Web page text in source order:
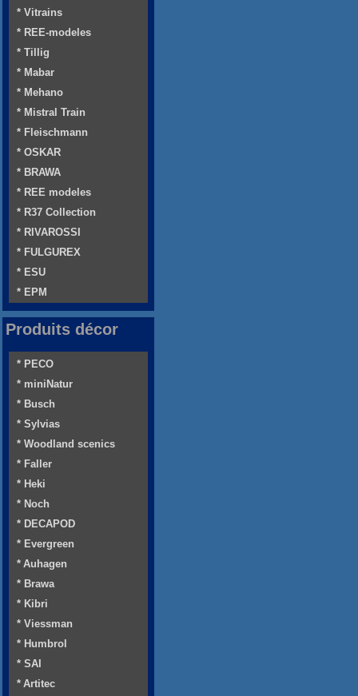
* Vitrains
* REE-modeles
* Tillig
* Mabar
* Mehano
* Mistral Train
* Fleischmann
* OSKAR
* BRAWA
* REE modeles
* R37 Collection
* RIVAROSSI
* FULGUREX
* ESU
* EPM
Produits décor
* PECO
* miniNatur
* Busch
* Sylvias
* Woodland scenics
* Faller
* Heki
* Noch
* DECAPOD
* Evergreen
* Auhagen
* Brawa
* Kibri
* Viessman
* Humbrol
* SAI
* Artitec